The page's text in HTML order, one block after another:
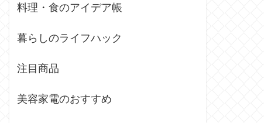
料理・食のアイデア帳
暮らしのライフハック
注目商品
美容家電のおすすめ